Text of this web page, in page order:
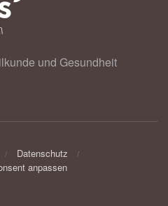
und Gesundheit
Datenschutz
anpassen